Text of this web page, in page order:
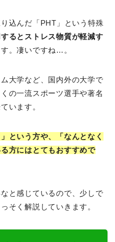
込んだ「PHT」という特殊
るとストレス物質が軽減す
。凄いですね…。
大学など、国内外の大学で
の一流スポーツ選手や著名
います。
という方や、「なんとなく
方にはとてもおすすめで
と感じているので、少しで
そく解説していきます。